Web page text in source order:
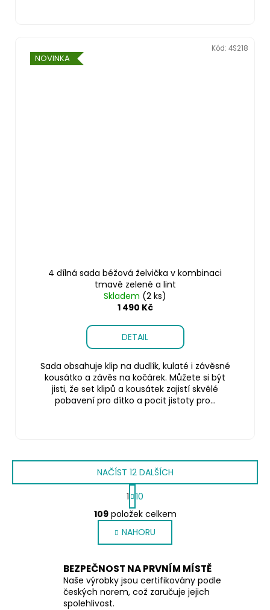
NOVINKA
4 dílná sada béžová želvička v kombinaci
tmavě zelené a lint
Skladem (2 ks)
1 490 Kč
DETAIL
Sada obsahuje klip na dudlík, kulaté i závěsné
kousátko a závěs na kočárek. Můžete si být
jisti, že set klipů a kousátek zajistí skvělé
pobavení pro dítko a pocit jistoty pro...
Kód: 4S218
O
v
l
á
d
a
c
NAČÍST 12 DALŠÍCH
S
t
r
á
n
k
v
á
n
1 10
109položek celkem
NAHORU
BEZPEČNOST NA PRVNÍM MÍSTĚ
Naše výrobky jsou certifikovány podle
českých norem, což zaručuje jejich
spolehlivost.